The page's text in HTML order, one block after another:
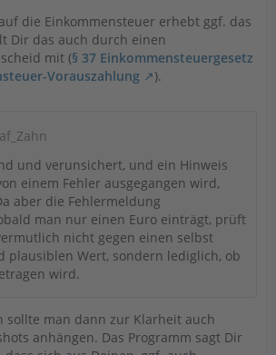
die Einkommensteuer erhebt ggf. das
Dir das auch durch einen
mit (§ 37 Einkommensteuergesetz
Vorauszahlung
).
und verunsichert, und ein Hinweis
einem Fehler ausgegangen wird,
aber die Fehlermeldung
man nur einen Euro einträgt, prüft
nicht gegen einen selbst
plausiblen Wert, sondern lediglich, ob
wird.
sollte man dann zur Klarheit auch
anhängen. Das Programm sagt Dir